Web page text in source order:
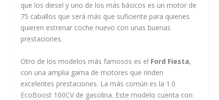
que los diesel y uno de los más básicos es un motor de
75 caballos que será más que suficiente para quienes
quieren estrenar coche nuevo con unas buenas
prestaciones.
Otro de los modelos más famosos es el Ford Fiesta,
con una amplia gama de motores que rinden
excelentes prestaciones. La más común es la 1.0
EcoBoost 100CV de gasolina. Este modelo cuenta con